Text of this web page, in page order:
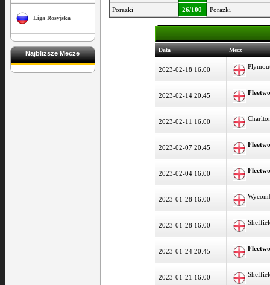
Liga Rosyjska
Najbliższe Mecze
Porazki
26/100 Porazki
Data Mecz
2023-02-18 16:00
2023-02-14 20:45
2023-02-11 16:00
2023-02-07 20:45
2023-02-04 16:00
2023-01-28 16:00
2023-01-28 16:00
2023-01-24 20:45
2023-01-21 16:00